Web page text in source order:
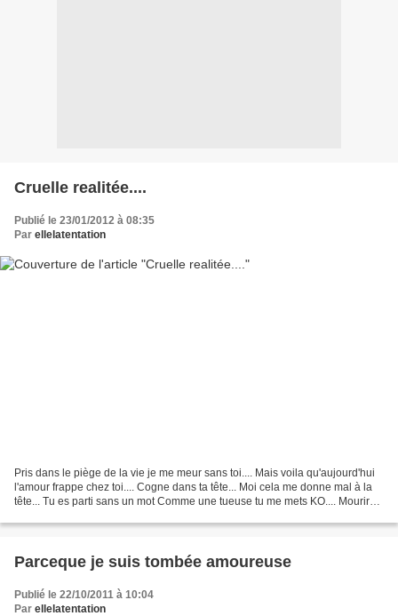
Cruelle realitée....
Publié le 23/01/2012 à 08:35
Par ellelatentation
Pris dans le piège de la vie je me meur sans toi.... Mais voila qu'aujourd'hui
l'amour frappe chez toi.... Cogne dans ta tête... Moi cela me donne mal à la
tête... Tu es parti sans un mot Comme une tueuse tu me mets KO.... Mourir
Parceque je suis tombée amoureuse
Publié le 22/10/2011 à 10:04
Par ellelatentation